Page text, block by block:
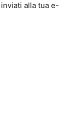
alla tua e-